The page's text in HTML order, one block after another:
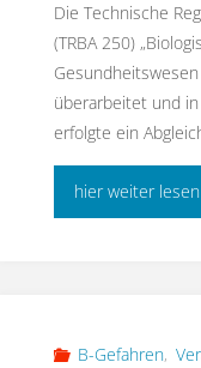
Die Technische
(TRBA 250)
überarbeitet und
erfolgte ein
hier weiter lesen
B-Gefahren,